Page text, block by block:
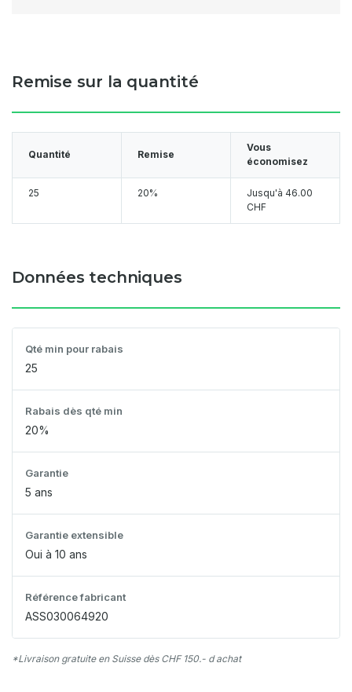
Remise sur la quantité
Quantité Remise
Vous
économisez
25 20% Jusqu'à 46.00
CHF
Données techniques
Qté min pour rabais
25
Rabais dès qté min
20%
Garantie
5 ans
Garantie extensible
Oui à 10 ans
Référence fabricant
ASS030064920
*Livraison gratuite en Suisse dès CHF 150.- d achat